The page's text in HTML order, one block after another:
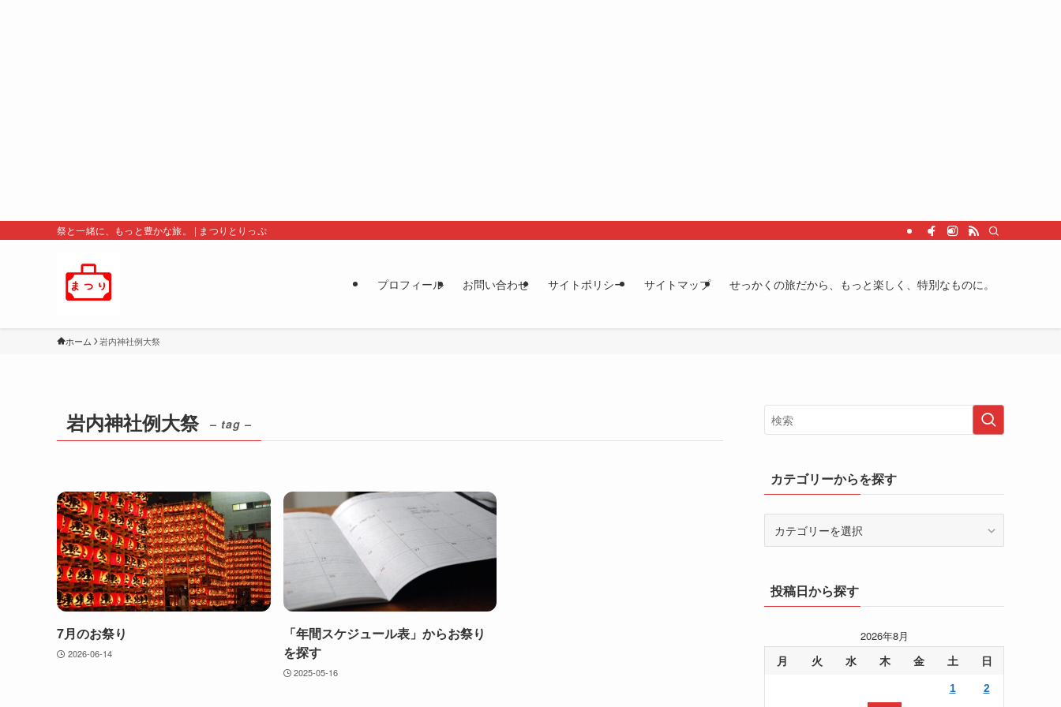
祭と一緒に、もっと豊かな旅。 | まつりとりっぷ
プロフィール お問い合わせ サイトポリシー サイトマップ せっかくの旅だから、もっと楽しく、特別なものに。
ホーム 岩内神社例大祭
岩内神社例大祭 – tag –
7月のお祭り
2026-06-14
「年間スケジュール表」からお祭り
を探す
2025-05-16
カテゴリーからを探す
ー
か
を
投稿日から探す
2026年8月
月 火 水 木 金 土 日
1 2